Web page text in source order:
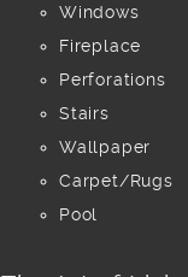
Windows
Fireplace
Perforations
Stairs
Wallpaper
Carpet/Rugs
Pool